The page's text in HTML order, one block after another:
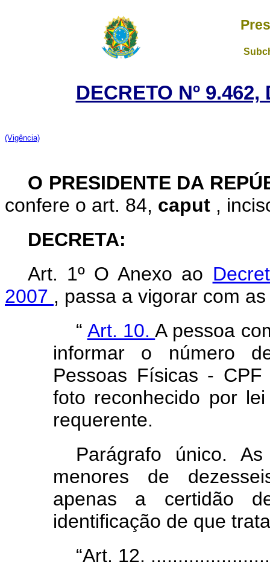
DECRETO Nº
(Vigência)
O PRESIDENTE DA
confere o art. 84, caput ,
DECRETA:
Art. 1º O Anexo ao
2007 , passa a vigorar com
“ Art. 10.A pessoa
informar o número
Pessoas Físicas -
foto reconhecido por
requerente.
Parágrafo único.
menores de
apenas a certidão
identificação de que
“Art. 12.